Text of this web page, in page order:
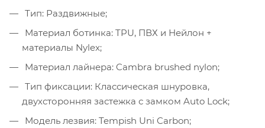
Тип: Раздвижные;
Материал ботинка: TPU, ПВХ и Нейлон +
материалы Nylex;
Материал лайнера: Cambra brushed nylon;
Тип фиксации: Классическая шнуровка,
двухсторонняя застежка с замком Auto Lock;
Модель лезвия: Tempish Uni Carbon;